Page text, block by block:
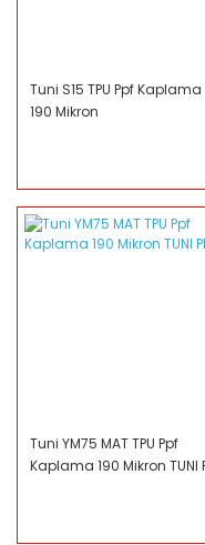
Tuni S15 TPU Ppf Kaplama
190 Mikron
Tuni YM75 MAT TPU Ppf
Kaplama 190 Mikron TUNI